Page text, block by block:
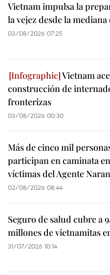
Vietnam impulsa la
la vejez desde la mediana
03/08/2026 07:25
Vietnam
construcción de
fronterizas
03/08/2026 00:30
Más de cinco mil
participan en caminata
víctimas del Agente
02/08/2026 08:44
Seguro de salud cubre a
millones de vietnamitas
31/07/2026 10:14